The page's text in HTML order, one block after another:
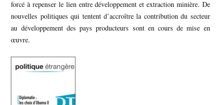
forcé à repenser le lien entre développement et extraction minière. De
nouvelles politiques qui tentent d’accroître la contribution du secteur
au développement des pays producteurs sont en cours de mise en
œuvre.